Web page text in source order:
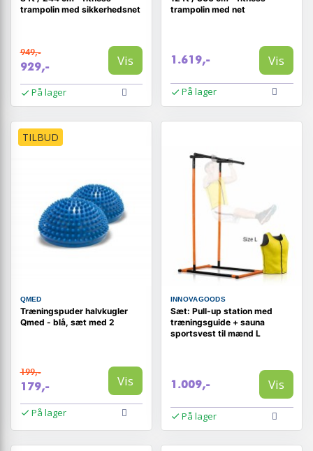
trampolin med sikkerhedsnet
949,-
929,- Vis
På lager
trampolin med net
1.619,- Vis
På lager
TILBUD
QMED
Træningspuder halvkugler
Qmed - blå, sæt med 2
199,-
179,- Vis
På lager
INNOVAGOODS
Sæt: Pull-up station med
træningsguide + sauna
sportsvest til mænd L
1.009,- Vis
På lager